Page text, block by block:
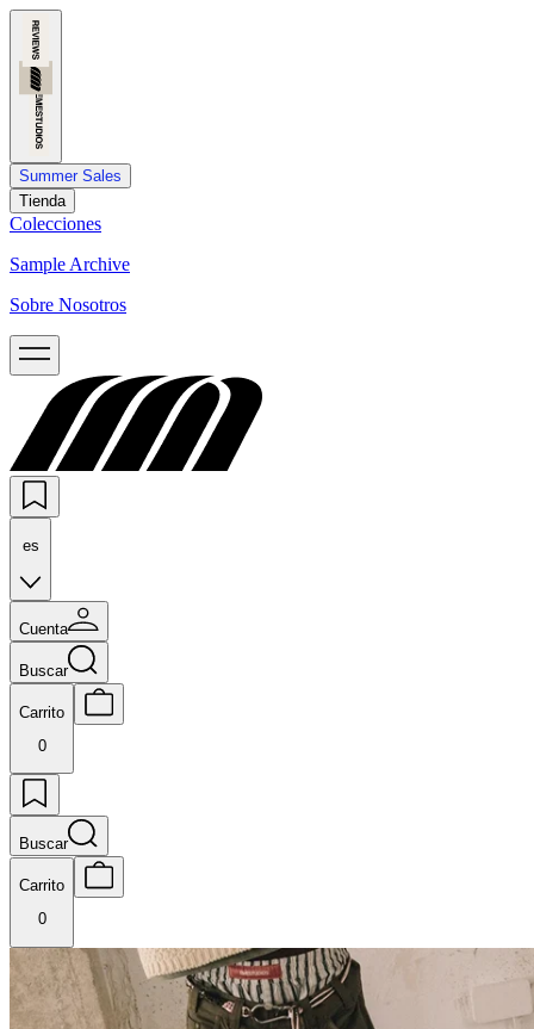
Summer Sales
Tienda
Colecciones
Sample Archive
Sobre Nosotros
es
Cuenta
Buscar
Carrito
0
Buscar
Carrito
0